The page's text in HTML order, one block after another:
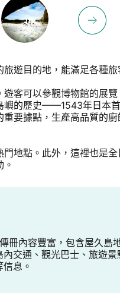
遊目的地，能滿足各種旅
客可以參觀博物館的展
嶼的歷史——1543年日本
要據點，生產高品質的
地點。此外，這裡也是
冊內容豐富，包含屋久島
內交通、觀光巴士、旅遊景
息。